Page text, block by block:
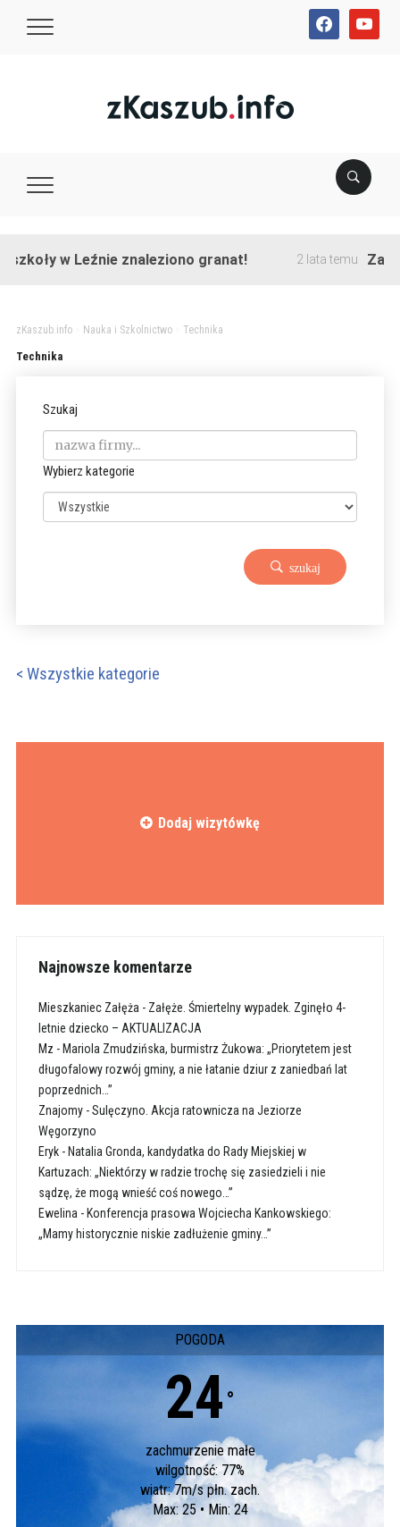
facebookyoutube
w Leźnie znaleziono granat! 2 lata temu
zKaszub.info> Nauka i Szkolnictwo> Technika
Technika
Szukaj
Wybierz kategorie
szukaj
< Wszystkie kategorie
Dodaj wizytówkę
Najnowsze komentarze
Mieszkaniec Załęża - Załęże. Śmiertelny wypadek. Zginęło 4-
letnie dziecko – AKTUALIZACJA
Mz - Mariola Zmudzińska, burmistrz Żukowa: „Priorytetem jest
długofalowy rozwój gminy, a nie łatanie dziur z zaniedbań lat
poprzednich…”
Znajomy-Sulęczyno. Akcja ratownicza na Jeziorze
Węgorzyno
Eryk- Natalia Gronda, kandydatka do Rady Miejskiej w
Kartuzach: „Niektórzy w radzie trochę się zasiedzieli i nie
sądzę, że mogą wnieść coś nowego…”
Ewelina - Konferencja prasowa Wojciecha Kankowskiego:
„Mamy historycznie niskie zadłużenie gminy…”
POGODA
24 °
zachmurzenie małe
wilgotność: 77%
wiatr: 7m/s płn. zach.
Max: 25 • Min: 24